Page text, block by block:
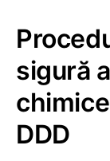
sigură
DDD